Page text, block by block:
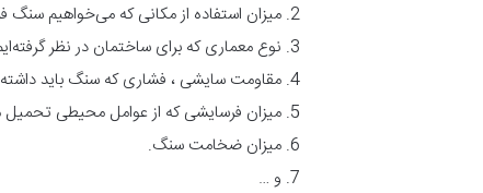
میزان استفاده از مکانی که می‌خواهیم سنگ
نوع معماری که برای ساختمان در نظر
مقاومت سایشی ، فشاری که سنگ باید
میزان فرسایشی که از عوامل محیطی
میزان ضخامت سنگ.
و …